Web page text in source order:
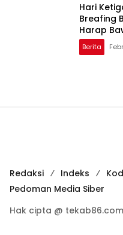
Hari
Breafing
Harap
Rakyat
Berita
Redaksi Indeks
Pedoman Media Siber
Hak cipta @ tekab86.com